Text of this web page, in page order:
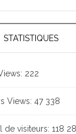
STATISTIQUES
222
Views: 47 338
de visiteurs: 118